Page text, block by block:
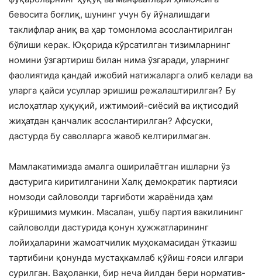
бевосита боғлиқ, шунинг учун бу йўналишдаги
таклифлар аниқ ва ҳар томонлома асослантирилган
бўлиши керак. Юқорида кўрсатилган тизимларнинг
номини ўзгартириш билан нима ўзгаради, уларнинг
фаолиятида қандай ижобий натижаларга олиб келади ва
уларга қайси усуллар эришиш режалаштирилган? Бу
ислоҳатлар ҳуқуқий, ижтимоий-сиёсий ва иқтисодий
жиҳатдан қанчалик асослантирилган? Афсуски,
дастурда бу саволларга жавоб келтирилмаган.
Мамлакатимизда амалга оширилаётган ишларни ўз
дастурига киритилганини Халқ демократик партияси
номзоди сайловолди тарғиботи жараёнида ҳам
кўришимиз мумкин. Масалан, ушбу партия вакилининг
сайловолди дастурида қонун ҳужжатларининг
лойиҳаларини жамоатчилик муҳокамасидан ўтказиш
тартибини қонунда мустаҳкамлаб қўйиш ғояси илгари
сурилган. Ваҳоланки, бир неча йилдан бери норматив-